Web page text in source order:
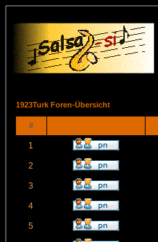
1923Turk Foren-Übersicht
#
1
2
3
4
5